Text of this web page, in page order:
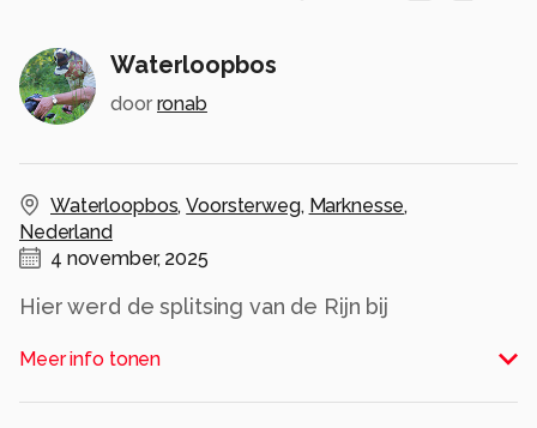
Waterloopbos
door ronab
Waterloopbos,Voorsterweg, Marknesse,
Nederland
4 november, 2025
Hier werd de splitsing van de Rijn bij
Nu is er nauwelijks meer iets te zien van al dat
beton want het is vooral overgroeit met mos. De
Meer info tonen